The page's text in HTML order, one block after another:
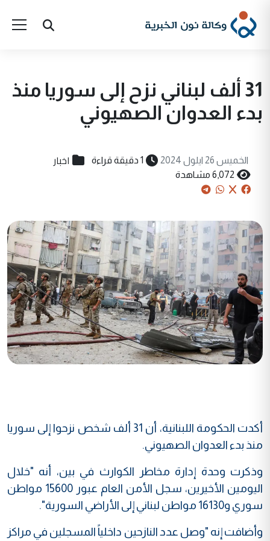
31 ألف لبناني نزح إلى سوريا منذ
بدء العدوان الصهيوني
الخميس 26 ايلول 2024 1 دقيقة قراءة اخبار
6,072 مشاهدة
أكدت الحكومة اللبنانية، أن 31 ألف شخص نزحوا إلى سوريا
منذ بدء العدوان الصهيوني.
وذكرت وحدة إدارة مخاطر الكوارث في بين، أنه "خلال
اليومين الأخيرين، سجل الأمن العام عبور 15600 مواطن
سوري و16130 مواطن لبناني إلى الأراضي السورية".
وأضافت إنه "وصل عدد النازحين داخلياً المسجلين في مراكز